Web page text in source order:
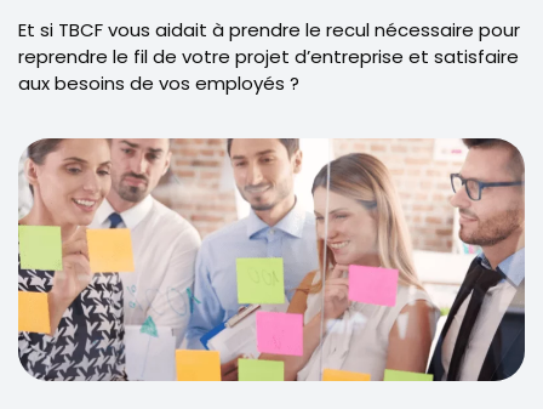
Et si TBCF vous aidait à prendre le recul nécessaire pour
reprendre le fil de votre projet d’entreprise et satisfaire
aux besoins de vos employés ?